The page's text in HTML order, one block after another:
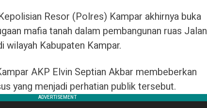
Resor (Polres) Kampar akhirnya buka
mafia tanah dalam pembangunan ruas Jalan
wilayah Kabupaten Kampar.
AKP Elvin Septian Akbar membeberkan
yang menjadi perhatian publik tersebut.